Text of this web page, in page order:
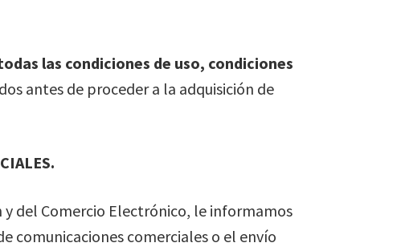
las condiciones de uso, condiciones
antes de proceder a la adquisición de
y del Comercio Electrónico, le informamos
comunicaciones comerciales o el envío